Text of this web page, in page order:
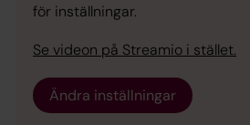
för inställningar.
Se videon på Streamio i stället.
Ändra inställningar